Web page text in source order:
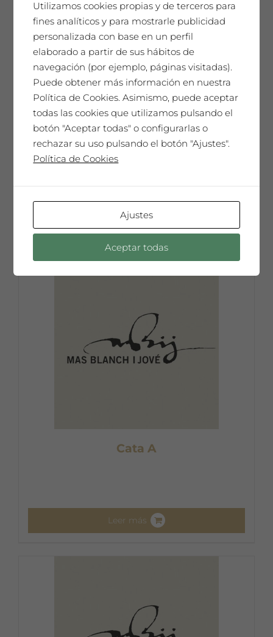
Cata XS
Leer más
Cata A
Leer más
Utilizamos cookies propias y de terceros para
fines analíticos y para mostrarle publicidad
personalizada con base en un perfil
elaborado a partir de sus hábitos de
navegación (por ejemplo, páginas visitadas).
Puede obtener más información en nuestra
Política de Cookies. Asimismo, puede aceptar
todas las cookies que utilizamos pulsando el
botón "Aceptar todas" o configurarlas o
rechazar su uso pulsando el botón "Ajustes".
Política de Cookies
Ajustes
Aceptar todas